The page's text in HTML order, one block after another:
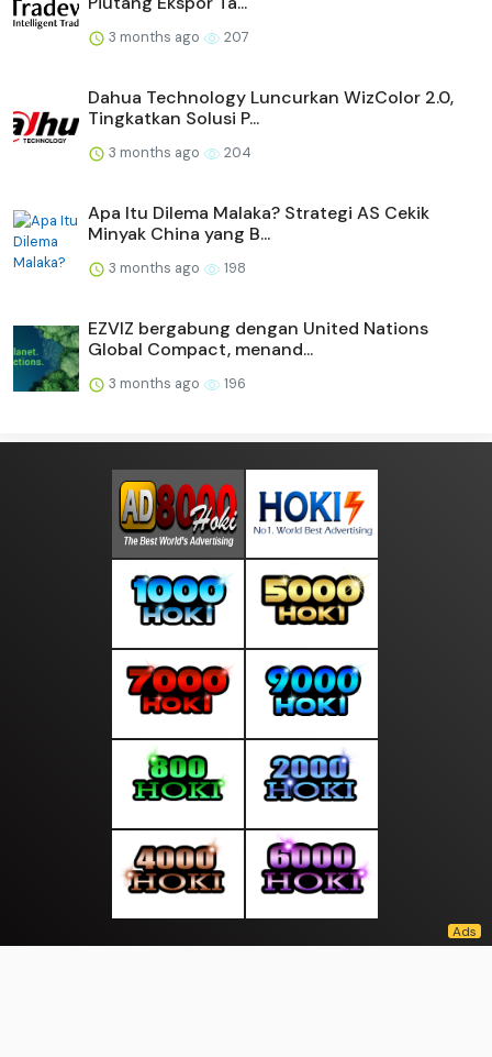
3 months ago 207
Dahua Technology Luncurkan WizColor 2.0,
Tingkatkan Solusi P...
3 months ago 204
Apa Itu Dilema Malaka? Strategi AS Cekik
Minyak China yang B...
3 months ago 198
EZVIZ bergabung dengan United Nations
Global Compact, menand...
3 months ago 196